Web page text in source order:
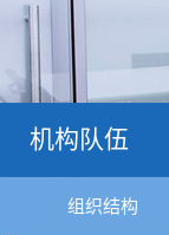
机构队伍
组织结构